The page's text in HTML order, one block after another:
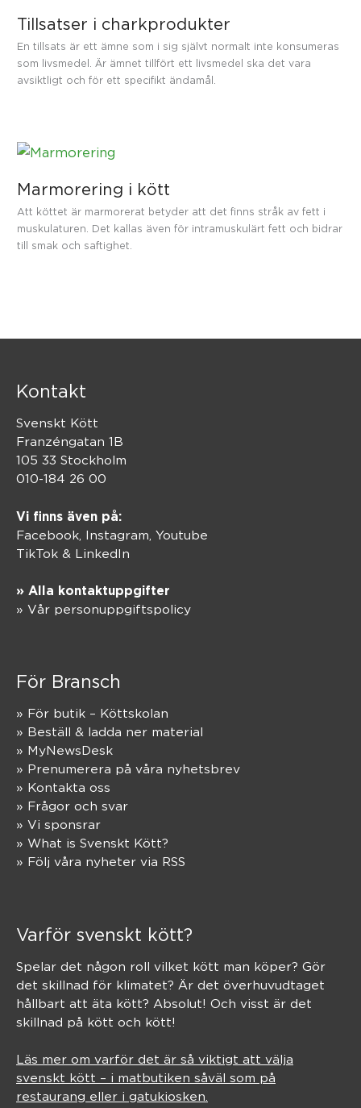
Tillsatser i charkprodukter
En tillsats är ett ämne som i sig självt normalt inte konsumeras
som livsmedel. Är ämnet tillfört ett livsmedel ska det vara
avsiktligt och för ett specifikt ändamål.
Marmorering i kött
Att köttet är marmorerat betyder att det finns stråk av fett i
muskulaturen. Det kallas även för intramuskulärt fett och bidrar
till smak och saftighet.
Kontakt
Svenskt Kött
Franzéngatan 1B
105 33 Stockholm
010-184 26 00
Vi finns även på:
Facebook, Instagram Youtube
TikTok & LinkedIn
» Alla kontaktuppgifter
» Vår personuppgiftspolicy
För Bransch
» För butik – Köttskolan
» Beställ & ladda ner material
» MyNewsDesk
» Prenumerera på våra nyhetsbrev
» Kontakta oss
» Frågor och svar
» Vi sponsrar
» What is Svenskt Kött?
» Följ våra nyheter via RSS
Varför svenskt kött?
Spelar det någon roll vilket kött man köper? Gör
det skillnad för klimatet? Är det överhuvudtaget
hållbart att äta kött? Absolut! Och visst är det
skillnad på kött och kött!
Läs mer om varför det är så viktigt att välja
svenskt kött – i matbutiken såväl som på
restaurang eller i gatukiosken.